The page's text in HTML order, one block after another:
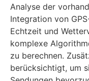
Analyse der
Integration von
Echtzeit und
komplexe
zu berechnen.
berücksichtigt, um